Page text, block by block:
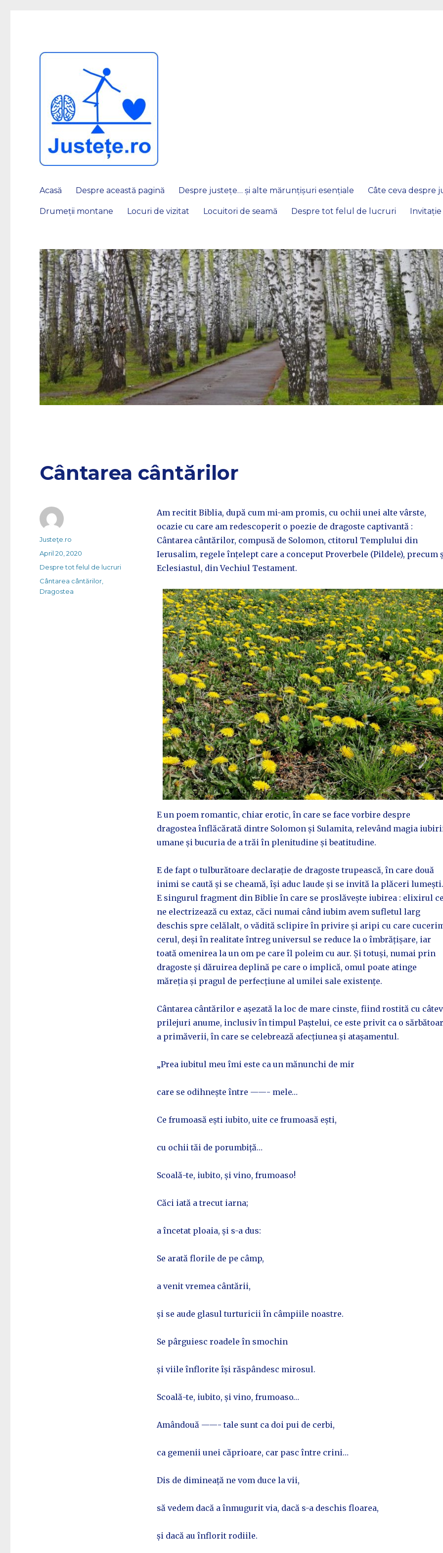
Acasă Despre această pagină Despre justețe… și alte mărunțișuri esențiale Câte ceva despre
Drumeții montane Locuri de vizitat Locuitori de seamă Despre tot felul de lucruri
Cântarea cântărilor
Am recitit Biblia, după cum mi-am promis, cu ochii unei alte vârste,
ocazie cu care am redescoperit o poezie de dragoste captivantă :
Cântarea cântărilor, compusă de Solomon, ctitorul Templului din
Ierusalim, regele înțelept care a conceput Proverbele (Pildele), precum
Eclesiastul, din Vechiul Testament.
E un poem romantic, chiar erotic, în care se face vorbire despre
dragostea înflăcărată dintre Solomon și Sulamita, relevând magia
umane și bucuria de a trăi în plenitudine și beatitudine.
E de fapt o tulburătoare declarație de dragoste trupească, în care două
inimi se caută și se cheamă, își aduc laude și se invită la plăceri lumești.
E singurul fragment din Biblie în care se proslăvește iubirea : elixirul ce
ne electrizează cu extaz, căci numai când iubim avem sufletul larg
deschis spre celălalt, o vădită sclipire în privire și aripi cu care
cerul, deși în realitate întreg universul se reduce la o îmbrățișare, iar
toată omenirea la un om pe care îl poleim cu aur. Și totuși, numai prin
dragoste și dăruirea deplină pe care o implică, omul poate atinge
măreția și pragul de perfecțiune al umilei sale existențe.
Cântarea cântărilor e așezată la loc de mare cinste, fiind rostită cu
prilejuri anume, inclusiv în timpul Paștelui, ce este privit ca o
a primăverii, în care se celebrează afecțiunea și atașamentul.
„Prea iubitul meu îmi este ca un mănunchi de mir
care se odihnește între ——- mele…
Ce frumoasă ești iubito, uite ce frumoasă ești,
cu ochii tăi de porumbiță…
Scoală-te, iubito, și vino, frumoaso!
Căci iată a trecut iarna;
a încetat ploaia, și s-a dus:
Se arată florile de pe câmp,
a venit vremea cântării,
și se aude glasul turturicii în câmpiile noastre.
Se pârguiesc roadele în smochin
și viile înflorite își răspândesc mirosul.
Scoală-te, iubito, și vino, frumoaso…
Amândouă ——- tale sunt ca doi pui de cerbi,
ca gemenii unei căprioare, car pasc între crini…
Dis de dimineață ne vom duce la vii,
să vedem dacă a înmugurit via, dacă s-a deschis floarea,
și dacă au înflorit rodiile.
Author
Justeţe.ro
Posted
April 20, 2020
Categories
Despre tot felul de lucruri
Tags
Cântarea cântărilor
Dragostea